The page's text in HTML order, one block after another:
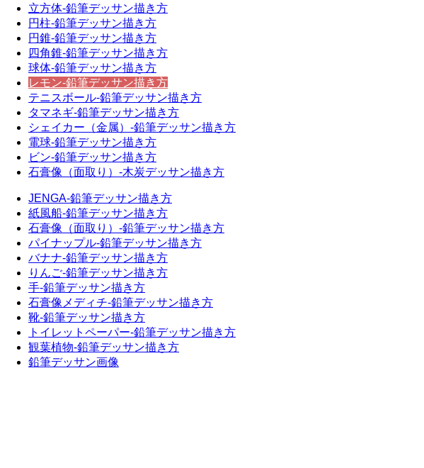
立方体-鉛筆デッサン描き方
円柱-鉛筆デッサン描き方
円錐-鉛筆デッサン描き方
四角錐-鉛筆デッサン描き方
球体-鉛筆デッサン描き方
レモン-鉛筆デッサン描き方
テニスボール-鉛筆デッサン描き方
タマネギ-鉛筆デッサン描き方
シェイカー（金属）-鉛筆デッサン描き方
電球-鉛筆デッサン描き方
ビン-鉛筆デッサン描き方
石膏像（面取り）-木炭デッサン描き方
JENGA-鉛筆デッサン描き方
紙風船-鉛筆デッサン描き方
石膏像（面取り）-鉛筆デッサン描き方
パイナップル-鉛筆デッサン描き方
バナナ-鉛筆デッサン描き方
りんご-鉛筆デッサン描き方
手-鉛筆デッサン描き方
石膏像メディチ-鉛筆デッサン描き方
靴-鉛筆デッサン描き方
トイレットペーパー-鉛筆デッサン描き方
観葉植物-鉛筆デッサン描き方
鉛筆デッサン画像